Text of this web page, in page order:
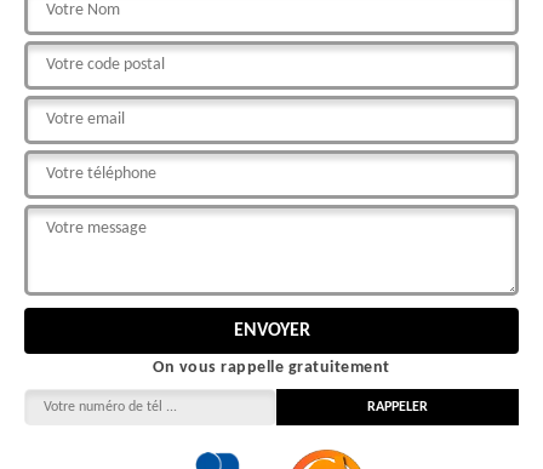
On vous rappelle gratuitement